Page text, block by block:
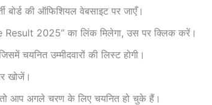
बोर्ड की ऑफिशियल वेबसाइट पर जाएँ।
Result 2025” का लिंक मिलेगा, उस पर क्लिक करें।
चयनित उम्मीदवारों की लिस्ट होगी।
खोजें।
तो आप अगले चरण के लिए चयनित हो चुके हैं।